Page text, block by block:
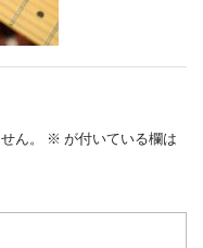
ん。 ※ が付いている欄は